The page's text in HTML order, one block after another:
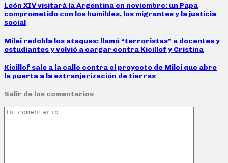
León XIV visitará la Argentina en noviembre: un Papa
comprometido con los humildes, los migrantes y la justicia
social
Milei redobla los ataques: llamó “terroristas” a docentes y
estudiantes y volvió a cargar contra Kicillof y Cristina
Kicillof sale a la calle contra el proyecto de Milei que abre
la puerta a la extranjerización de tierras
Salir de los comentarios